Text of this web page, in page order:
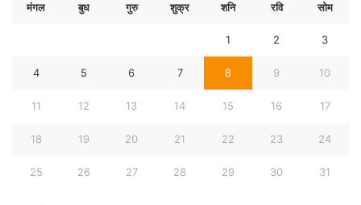
मंगल बुध गुरु शुक्र शनि रवि सोम
1 2 3
4 5 6 7 8 9 10
11 12 13 14 15 16 17
18 19 20 21 22 23 24
25 26 27 28 29 30 31